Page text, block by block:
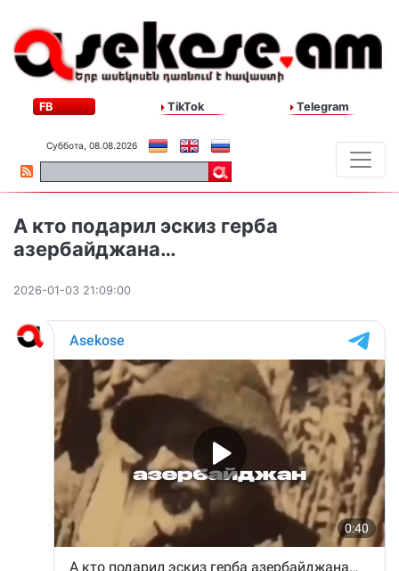
FB TikTok Telegram
Суббота, 08.08.2026
А кто подарил эскиз герба
азербайджана…
2026-01-03 21:09:00